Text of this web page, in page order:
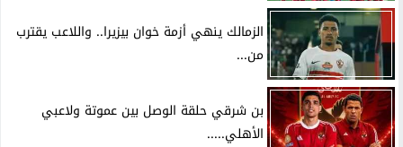
الزمالك ينهي أزمة خوان بيزيرا.. واللاعب يقترب
من...
بن شرقي حلقة الوصل بين عموتة ولاعبي
الأهلي.....